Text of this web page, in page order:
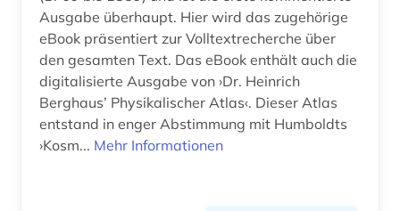
forschungsdaten (2)
forschungsdatenmanagement (1)
forschungsdatenrepositorium (1)
forschungseinrichtung (1)
Ausgabe überhaupt. Hier wird das zugehörige
eBook präsentiert zur Volltextrecherche über
den gesamten Text. Das eBook enthält auch die
digitalisierte Ausgabe von ›Dr. Heinrich
Berghaus’ Physikalischer Atlas‹. Dieser Atlas
entstand in enger Abstimmung mit Humboldts
›Kosm... Mehr Informationen